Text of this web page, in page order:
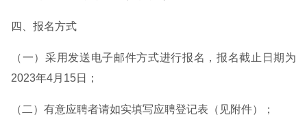
四、报名方式
（一）采用发送电子邮件方式进行报名，报名截止日期为
2023年4月15日；
（二）有意应聘者请如实填写应聘登记表（见附件）；